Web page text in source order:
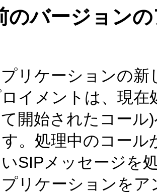
のバージョン
リケーションの
イメントは、現
開始されたコー
。処理中のコー
いSIPメッセージを
リケーションを